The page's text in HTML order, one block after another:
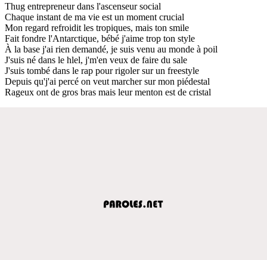
Thug entrepreneur dans l'ascenseur social
Chaque instant de ma vie est un moment crucial
Mon regard refroidit les tropiques, mais ton smile
Fait fondre l'Antarctique, bébé j'aime trop ton style
À la base j'ai rien demandé, je suis venu au monde à poil
J'suis né dans le hlel, j'm'en veux de faire du sale
J'suis tombé dans le rap pour rigoler sur un freestyle
Depuis qu'j'ai percé on veut marcher sur mon piédestal
Rageux ont de gros bras mais leur menton est de cristal